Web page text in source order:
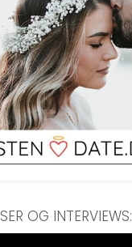
OG INTERVIEWS: